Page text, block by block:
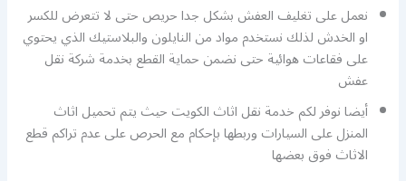
نعمل على تغليف العفش بشكل جدا حريص حتى لا تتعرض للكسر
او الخدش لذلك نستخدم مواد من النايلون والبلاستيك الذي يحتوي
على فقاعات هوائية حتى نضمن حماية القطع بخدمة شركة نقل
عفش
أيضا نوفر لكم خدمة نقل اثاث الكويت حيث يتم تحميل اثاث
المنزل على السيارات وربطها بإحكام مع الحرص على عدم تراكم قطع
الاثاث فوق بعضها